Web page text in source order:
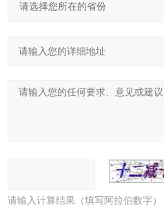
请输入计算结果（填写阿拉伯数字